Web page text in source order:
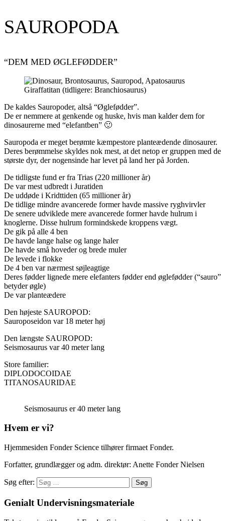
SAUROPODA
“DEM MED ØGLEFØDDER”
Giraffatitan (tidligere: Branchiosaurus)
De kaldes Sauropoder, altså “Øglefødder”.
De er nemmere at genkende og huske, hvis man kalder dem for
dinosaurerne med “elefantben” 🙂
Sauropoda er meget berømte kæmpestore planteædende dinosaurer.
Deres berømmelse skyldes nok mest, at det netop er gruppen med de
største dyr, der nogensinde har levet på land her på Jorden.
De tidligste fund er fra Trias (220 millioner år)
De var mest udbredt i Juratiden
De uddøde i Kridttiden (65 millioner år)
De tidlige mindre avancerede former havde massive ryghvirvler
De senere udviklede mere avancerede former havde hulrum i
knoglerne. Disse hulrum formindskede kroppens vægt.
De gik på alle 4 ben
De havde lange halse og lange haler
De havde små hoveder og brede muler
De levede i flokke
De 4 ben var nærmest søjleagtige
Deres fødder lignede mere elefanters fødder end øglefødder (“sauro”
betyder øgle)
De var planteædere
Den højeste SAUROPOD:
Sauroposeidon var 18 meter høj
Den længste SAUROPOD:
Seismosaurus var 40 meter lang
Store familier:
DIPLODOCOIDAE
TITANOSAURIDAE
Seismosaurus er 40 meter lang
Hvem er vi?
Hjemmesiden Fonder Science tilhører firmaet Fonder.
Forfatter, grundlægger og adm. direktør: Anette Fonder Nielsen
Søg efter:
Genialt Undervisningsmateriale